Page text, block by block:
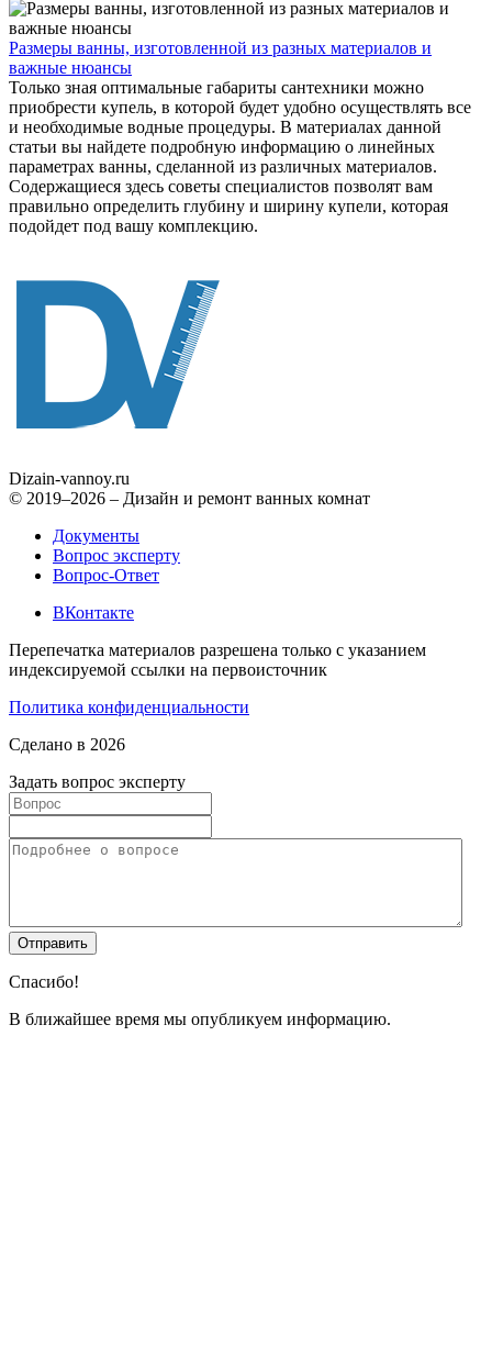
Размеры ванны, изготовленной из разных материалов и
важные нюансы
Только зная оптимальные габариты сантехники можно
приобрести купель, в которой будет удобно осуществлять все
и необходимые водные процедуры. В материалах данной
статьи вы найдете подробную информацию о линейных
параметрах ванны, сделанной из различных материалов.
Содержащиеся здесь советы специалистов позволят вам
правильно определить глубину и ширину купели, которая
подойдет под вашу комплекцию.
Dizain-vannoy.ru
© 2019–2026 – Дизайн и ремонт ванных комнат
Документы
Вопрос эксперту
Вопрос-Ответ
ВКонтакте
Перепечатка материалов разрешена только с указанием
индексируемой ссылки на первоисточник
Политика конфиденциальности
Сделано в 2026
Задать вопрос эксперту
Спасибо!
В ближайшее время мы опубликуем информацию.